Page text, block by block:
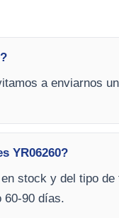
a enviarnos
YR06260?
stock y del tipo
60-90 días.